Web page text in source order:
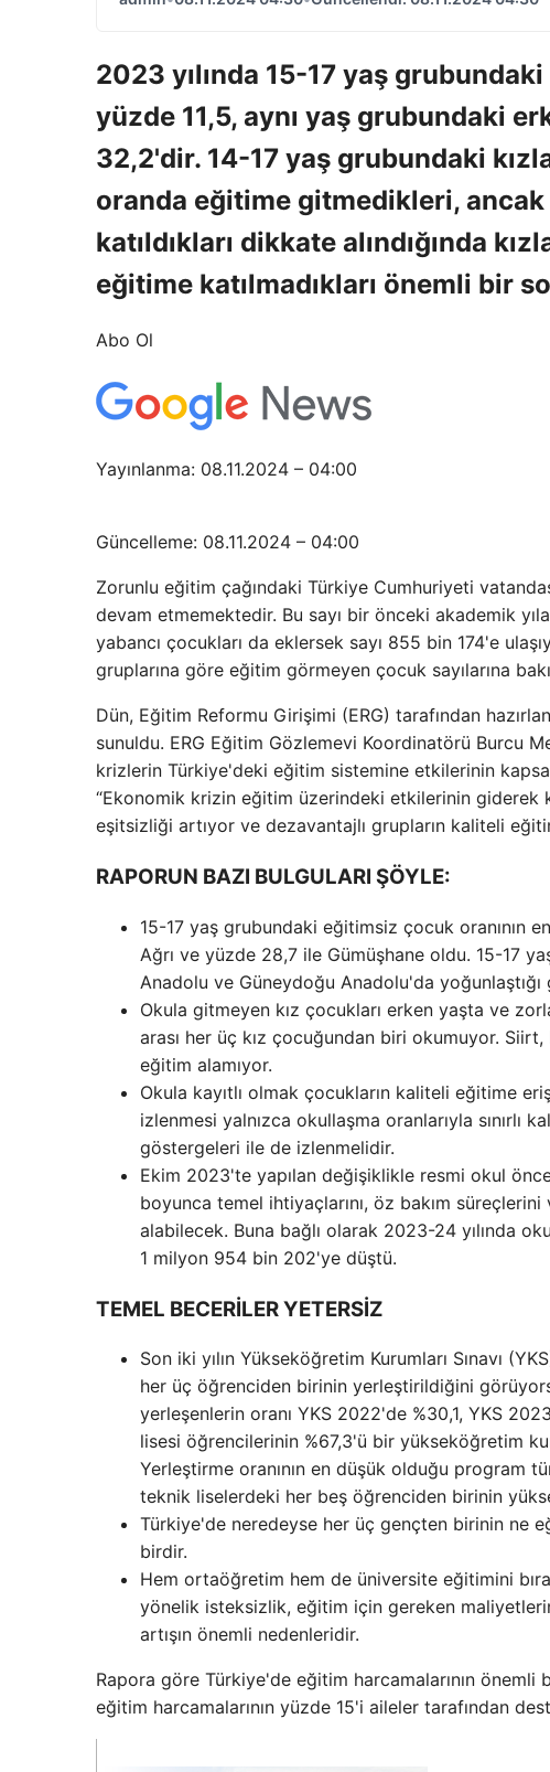
2023 yılında 15-17 yaş
yüzde 11,5, aynı yaş grubundaki
32,2'dir. 14-17 yaş grubundaki
oranda eğitime gitmedikleri,
katıldıkları dikkate alındığında
eğitime katılmadıkları önemli bir
Abo Ol
Yayınlanma: 08.11.2024 – 04:00
Güncelleme: 08.11.2024 – 04:00
Zorunlu eğitim çağındaki Türkiye Cumhuriyeti
devam etmemektedir. Bu sayı bir önceki akademik
yabancı çocukları da eklersek sayı 855 bin 174'e
gruplarına göre eğitim görmeyen çocuk sayılarına
Dün, Eğitim Reformu Girişimi (ERG) tarafından
sunuldu. ERG Eğitim Gözlemevi Koordinatörü Burcu
krizlerin Türkiye'deki eğitim sistemine etkilerinin
“Ekonomik krizin eğitim üzerindeki etkilerinin
eşitsizliği artıyor ve dezavantajlı grupların kaliteli
RAPORUN BAZI BULGULARI ŞÖYLE:
15-17 yaş grubundaki eğitimsiz çocuk oranının
Ağrı ve yüzde 28,7 ile Gümüşhane oldu. 15-17
Anadolu ve Güneydoğu Anadolu'da
Okula gitmeyen kız çocukları erken yaşta ve
arası her üç kız çocuğundan biri okumuyor.
eğitim alamıyor.
Okula kayıtlı olmak çocukların kaliteli eğitime
izlenmesi yalnızca okullaşma oranlarıyla sınırlı
göstergeleri ile de izlenmelidir.
Ekim 2023'te yapılan değişiklikle resmi okul
boyunca temel ihtiyaçlarını, öz bakım
alabilecek. Buna bağlı olarak 2023-24 yılında
1 milyon 954 bin 202'ye düştü.
TEMEL BECERİLER YETERSİZ
Son iki yılın Yükseköğretim Kurumları Sınavı
her üç öğrenciden birinin yerleştirildiğini
yerleşenlerin oranı YKS 2022'de %30,1, YKS
lisesi öğrencilerinin %67,3'ü bir yükseköğretim
Yerleştirme oranının en düşük olduğu program
teknik liselerdeki her beş öğrenciden birinin
Türkiye'de neredeyse her üç gençten birinin ne
birdir.
Hem ortaöğretim hem de üniversite eğitimini
yönelik isteksizlik, eğitim için gereken
artışın önemli nedenleridir.
Rapora göre Türkiye'de eğitim harcamalarının önemli
eğitim harcamalarının yüzde 15'i aileler tarafından